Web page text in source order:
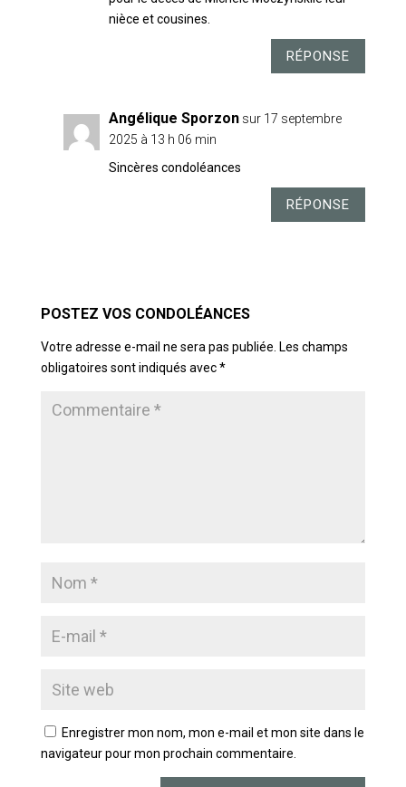
nièce et cousines.
RÉPONSE
Angélique Sporzon sur 17 septembre
2025 à 13 h 06 min
Sincères condoléances
RÉPONSE
Votre adresse e-mail ne sera pas publiée. Les champs
obligatoires sont indiqués avec*
Enregistrer mon nom, mon e-mail et mon site dans le
navigateur pour mon prochain commentaire.